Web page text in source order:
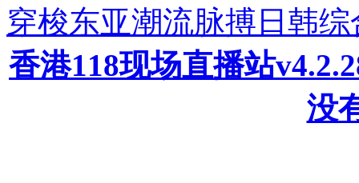
穿梭东亚潮流脉搏日韩
香港118现场直播站
没